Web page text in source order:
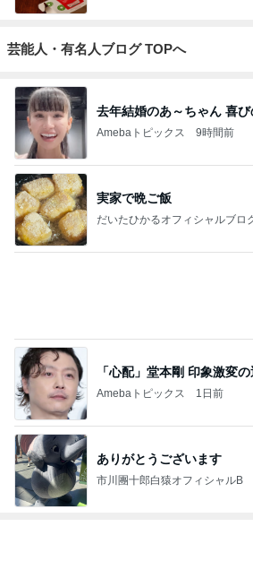
芸能人・有名人ブログ TOPへ
去年結婚のあ～ちゃん 喜
Amebaトピックス 9時間前
実家で晩ご飯
だいたひかるオフィシャルブロ
「心配」堂本剛 印象激変
Amebaトピックス 1日前
ありがとうございます
市川團十郎白猿オフィシャルB